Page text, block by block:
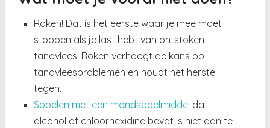
Roken! Dat is het eerste waar je mee moet
stoppen als je last hebt van ontstoken
tandvlees. Roken verhoogt de kans op
tandvleesproblemen en houdt het herstel
tegen.
Spoelen met een mondspoelmiddel dat
alcohol of chloorhexidine bevat is niet aan te